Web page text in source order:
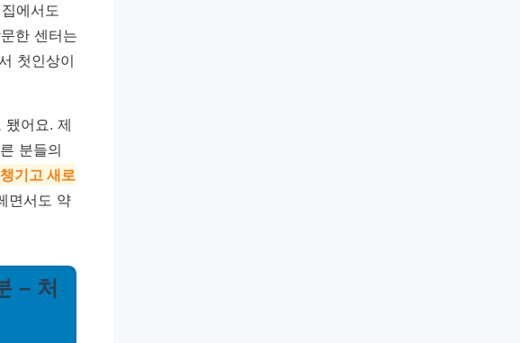
에서도
한 센터는
첫인상이
어요. 제
분들의
기고 새로
면서도 약
– 처